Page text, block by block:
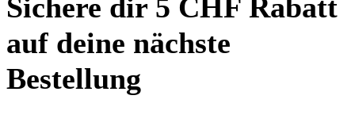
Sichere dir 5 CHF Rabatt
auf deine nächste
Bestellung